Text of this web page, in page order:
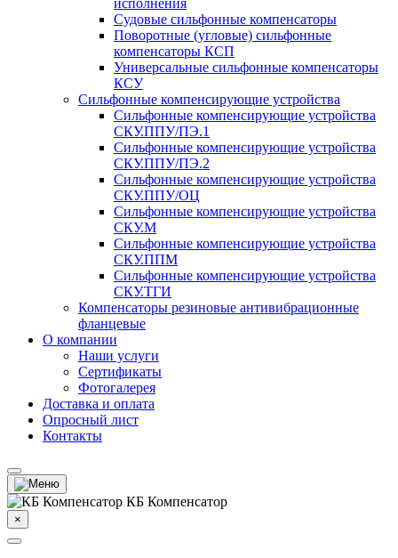
исполнения
Судовые сильфонные компенсаторы
Поворотные (угловые) сильфонные
компенсаторы КСП
Универсальные сильфонные компенсаторы
КСУ
Сильфонные компенсирующие устройства
Cильфонные компенсирующие устройства
СКУ.ППУ/ПЭ.1
Cильфонные компенсирующие устройства
СКУ.ППУ/ПЭ.2
Сильфонные компенсирующие устройства
СКУ.ППУ/ОЦ
Сильфонные компенсирующие устройства
СКУ.М
Сильфонные компенсирующие устройства
СКУ.ППМ
Сильфонные компенсирующие устройства
СКУ.ТГИ
Компенсаторы резиновые антивибрационные
фланцевые
О компании
Наши услуги
Сертификаты
Фотогалерея
Доставка и оплата
Опросный лист
Контакты
КБ Компенсатор
×